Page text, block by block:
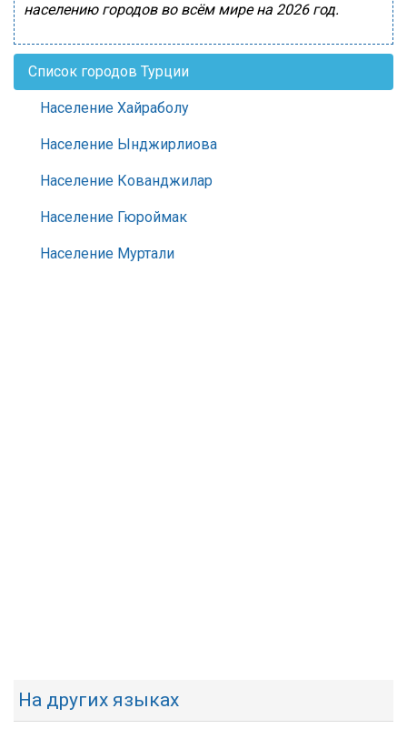
населению городов во всём мире на 2026 год.
Список городов Турции
Население Хайраболу
Население Ынджирлиова
Население Кованджилар
Население Гюроймак
Население Муртали
На других языках